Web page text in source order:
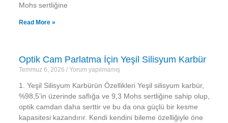
Mohs sertliğine
Read More »
Optik Cam Parlatma İçin Yeşil Silisyum Karbür
Temmuz 6, 2026 Yorum yapılmamış
1. Yeşil Silisyum Karbürün Özellikleri Yeşil silisyum karbür,
%98,5’in üzerinde saflığa ve 9,3 Mohs sertliğine sahip olup,
optik camdan daha serttir ve bu da ona güçlü bir kesme
kapasitesi kazandırır. Kendi kendini bileme özelliğiyle öne